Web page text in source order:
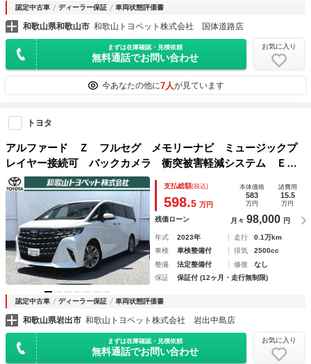
認定中古車 ディーラー保証 車両状態評価書
和歌山県和歌山市 和歌山トヨペット株式会社 国体道路店
まずは在庫確認・見積依頼
無料通話でお問い合わせ
お気に入り
今あなたの他に7人が見ています
トヨタ
アルファード Ｚ フルセグ メモリーナビ ミュージックプ
レイヤー接続可 バックカメラ 衝突被害軽減システム ＥＴ
Ｃ 両側電動スライド ＬＥＤヘッドランプ 乗車定員７人
３列シート ワンオーナー 記録簿
支払総額(税込)
598.5 万円
本体価格
583
万円
諸費用
15.5
万円
残価ローン 月々 98,000 円
年式 2023年 走行
0.1万km
車検
車検整備付 排気
2500cc
整備
法定整備付 修復
なし
保証
保証付 (12ヶ月・走行無制限)
認定中古車 ディーラー保証 車両状態評価書
和歌山県岩出市 和歌山トヨペット株式会社 岩出中島店
まずは在庫確認・見積依頼
無料通話でお問い合わせ
お気に入り